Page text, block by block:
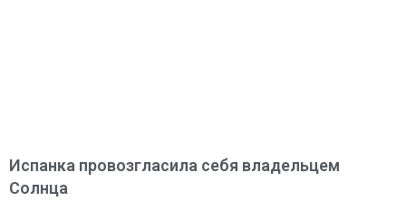
Испанка провозгласила себя владельцем
Солнца